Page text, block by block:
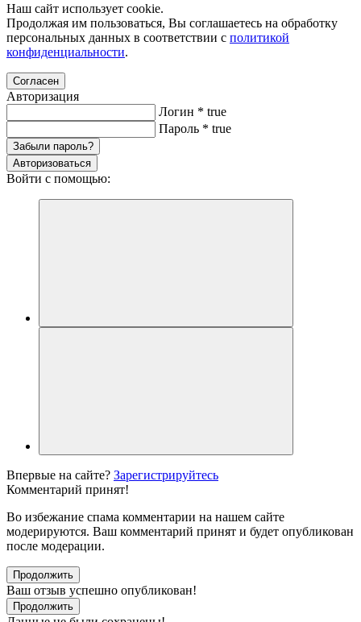
Наш сайт использует cookie.
Продолжая им пользоваться, Вы соглашаетесь на обработку
персональных данных в соответствии с политикой
конфиденциальности.
Согласен
Авторизация
Логин * true
Пароль * true
Забыли пароль?
Авторизоваться
Войти с помощью:
Впервые на сайте? Зарегистрируйтесь
Комментарий принят!
Во избежание спама комментарии на нашем сайте
модерируются. Ваш комментарий принят и будет опубликован
после модерации.
Продолжить
Ваш отзыв успешно опубликован!
Продолжить